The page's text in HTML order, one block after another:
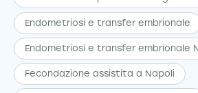
Endometriosi e transfer embrionale
Endometriosi e transfer embrionale
Fecondazione assistita a Napoli